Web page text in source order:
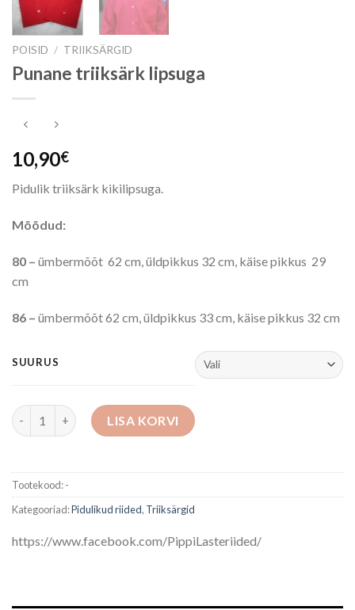
POISID / TRIIKSÄRGID
Punane triiksärk lipsuga
10,90€
Pidulik triiksärk kikilipsuga.
Mõõdud:
80 – ümbermõõt 62 cm, üldpikkus 32 cm, käise pikkus 29
cm
86 – ümbermõõt 62 cm, üldpikkus 33 cm, käise pikkus 32 cm
SUURUS
Punane triiksärk lipsuga kogus
LISA KORVI
Tootekood:-
Kategooriad:Pidulikud riided, Triiksärgid
https://www.facebook.com/PippiLasteriided/